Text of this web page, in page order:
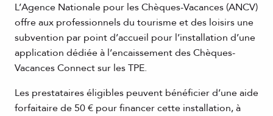
L’Agence Nationale pour les Chèques-Vacances (ANCV)
offre aux professionnels du tourisme et des loisirs une
subvention par point d’accueil pour l’installation d’une
application dédiée à l’encaissement des Chèques-
Vacances Connect sur les TPE.
Les prestataires éligibles peuvent bénéficier d’une aide
forfaitaire de 50 € pour financer cette installation, à